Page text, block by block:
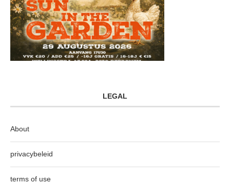
LEGAL
About
privacybeleid
terms of use